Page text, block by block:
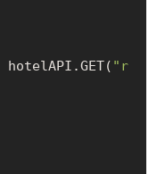
hotelAPI.GET( "r